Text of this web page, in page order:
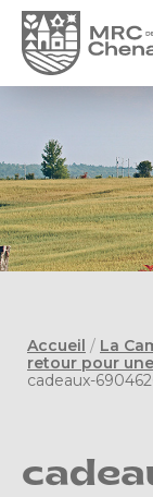
Accueil / La
retour pour
cadeaux-